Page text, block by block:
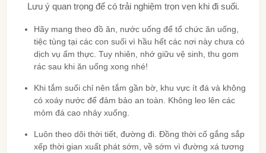
Lưu ý quan trọng để có trải nghiệm trọn vẹn khi đi suối.
Hãy mang theo đồ ăn, nước uống để tổ chức ăn uống,
tiệc tùng tại các con suối vì hầu hết các nơi này chưa có
dịch vụ ẩm thực. Tuy nhiên, nhớ giữu vệ sinh, thu gom
rác sau khi ăn uống xong nhé!
Khi tắm suối chỉ nên tắm gần bờ, khu vực ít đá và không
có xoáy nước để đảm bảo an toàn. Không leo lên các
mỏm đá cao nhảy xuống.
Luôn theo dõi thời tiết, đường đi. Đồng thời cố gắng sắp
xếp thời gian xuất phát sớm, về sớm vì đường xá tương